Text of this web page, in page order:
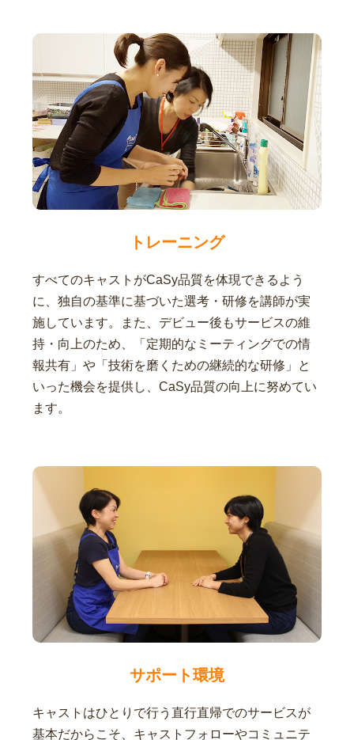
トレーニング
すべてのキャストがCaSy品質を体現できるよう
に、独自の基準に基づいた選考・研修を講師が実
施しています。また、デビュー後もサービスの維
持・向上のため、「定期的なミーティングでの情
報共有」や「技術を磨くための継続的な研修」と
いった機会を提供し、CaSy品質の向上に努めてい
ます。
サポート環境
キャストはひとりで行う直行直帰でのサービスが
基本だからこそ、キャストフォローやコミュニテ